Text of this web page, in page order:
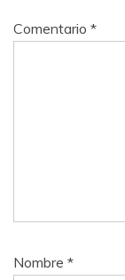
Comentario *
Nombre *